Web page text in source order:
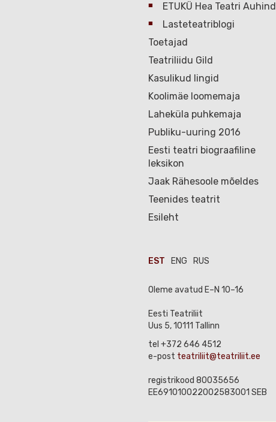
ETUKÜ Hea Teatri Auhind
Lasteteatriblogi
Toetajad
Teatriliidu Gild
Kasulikud lingid
Koolimäe loomemaja
Laheküla puhkemaja
Publiku-uuring 2016
Eesti teatri biograafiline
leksikon
Jaak Rähesoole mõeldes
Teenides teatrit
Esileht
EST ENG RUS
Oleme avatud E–N 10–16
Eesti Teatriliit
Uus 5, 10111 Tallinn
tel +372 646 4512
e-post teatriliit@teatriliit.ee
registrikood 80035656
EE691010022002583001 SEB